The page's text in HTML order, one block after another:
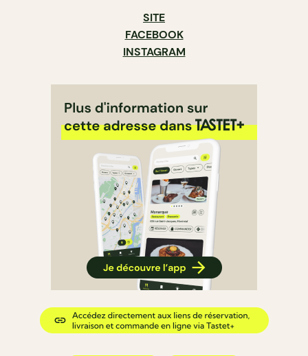
SITE
FACEBOOK
INSTAGRAM